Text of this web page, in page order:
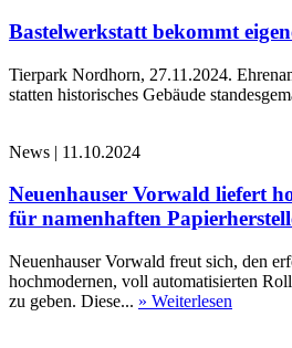
Bastelwerkstatt bekommt
Tierpark Nordhorn, 27.11.2024.
statten historisches Gebäude
News | 11.10.2024
Neuenhauser Vorwald liefert
für namenhaften
Neuenhauser Vorwald freut sich, den
hochmodernen, voll automatisierten
zu geben. Diese... » Weiterlesen